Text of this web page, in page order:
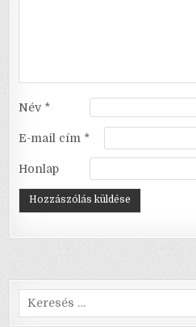
Név *
E-mail cím *
Honlap
Search
for: